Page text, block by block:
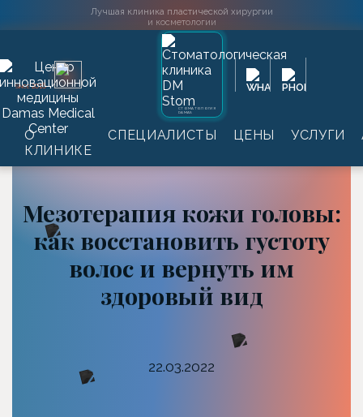
Лучшая клиника пластической хирургии
и косметологии
SINCE2016
СТОМАТОЛОГИЯ
DAMAS
О
КЛИНИКЕ
СПЕЦИАЛИСТЫ ЦЕНЫ УСЛУГИ
Главная
кожи головы: как восстановить густоту волос и
Мезотерапия кожи головы:
как восстановить густоту
волос и вернуть им
здоровый вид
22.03.2022